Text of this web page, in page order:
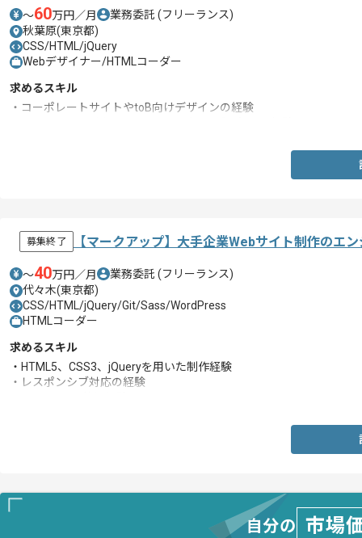
〜60万円／月 業務委託 (フリーランス)
秋葉原(東京都)
CSS/HTML/jQuery
Webデザイナー/HTMLコーダー
求めるスキル
・コーポレートサイトやtoB向けデザインの経験
募集終了 【マークアップ】大手企業Webサイト制作のエ
〜40万円／月 業務委託 (フリーランス)
代々木(東京都)
CSS/HTML/jQuery/Git/Sass/WordPress
HTMLコーダー
求めるスキル
・HTML5、CSS3、jQueryを用いた制作経験
・レスポンシブ対応の経験
自分の 市場